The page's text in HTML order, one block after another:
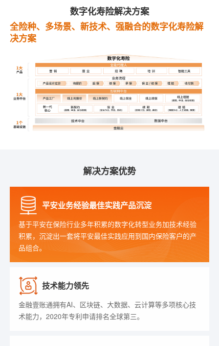
数字化寿险解决方案
全险种、多场景、新技术、强融合的数字化寿险解
决方案
解决方案优势
平安业务经验最佳实践产品沉淀
基于平安在保险行业多年积累的数字化转型业务加技术经验
积累，沉淀出一套将平安最佳实践应用到国内保险客户的产
品组合。
技术能力领先
金融壹账通拥有AI、区块链、大数据、云计算等多项核心技
术能力，2020年专利申请排名全球第三。